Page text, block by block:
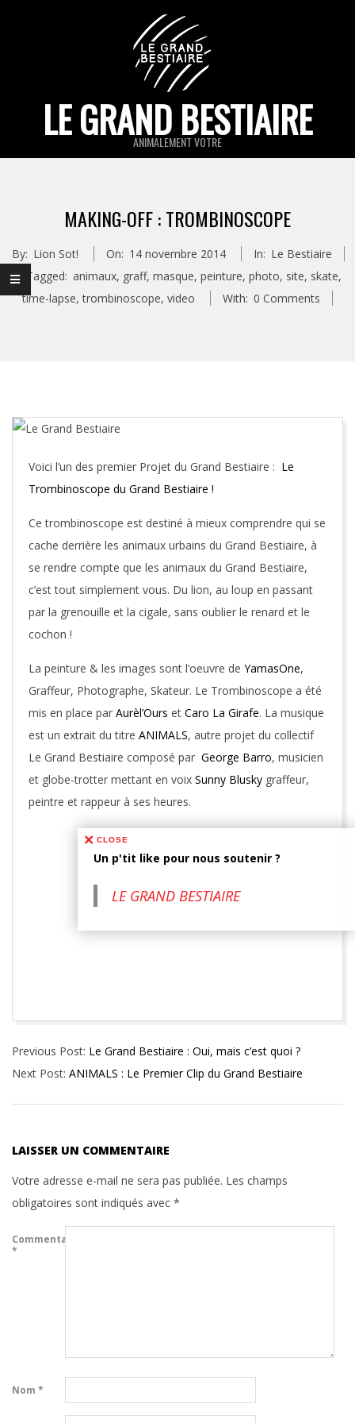
LE GRAND BESTIAIRE
ANIMALEMENT VOTRE
MAKING-OFF : TROMBINOSCOPE
By: Lion Sot! On: 14 novembre 2014 In: Le Bestiaire
Tagged: animaux, graff, masque, peinture, photo, site, skate,
time-lapse,trombinoscope, video With: 0 Comments
CLOSE
Un p'tit like pour nous soutenir ?
LE GRAND BESTIAIRE
Voici l’un des premier Projet du Grand Bestiaire : Le
Trombinoscope du Grand Bestiaire !
Ce trombinoscope est destiné à mieux comprendre qui se
cache derrière les animaux urbains du Grand Bestiaire, à
se rendre compte que les animaux du Grand Bestiaire,
c’est tout simplement vous. Du lion, au loup en passant
par la grenouille et la cigale, sans oublier le renard et le
cochon !
La peinture & les images sont l’oeuvre de YamasOne,
Graffeur, Photographe, Skateur. Le Trombinoscope a été
mis en place par Aurèl’Ours et Caro La Girafe. La musique
est un extrait du titre ANIMALS, autre projet du collectif
Le Grand Bestiaire composé par George Barro, musicien
et globe-trotter mettant en voix Sunny Blusky graffeur,
peintre et rappeur à ses heures.
11-
14
Previous Post: Le Grand Bestiaire : Oui, mais c’est quoi ?
Next Post: ANIMALS : Le Premier Clip du Grand Bestiaire
LAISSER UN COMMENTAIRE
Votre adresse e-mail ne sera pas publiée. Les champs
obligatoires sont indiqués avec *
Commentaire
*
Nom *